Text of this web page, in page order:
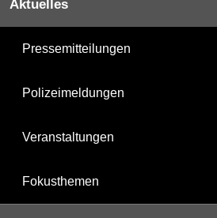
Aktuelles
Pressemitteilungen
Polizeimeldungen
Veranstaltungen
Fokusthemen